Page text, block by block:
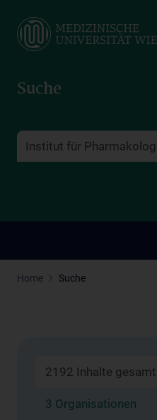
main
Suche
Home Suche
2192 Inhalte gesamt
3 Organisationen